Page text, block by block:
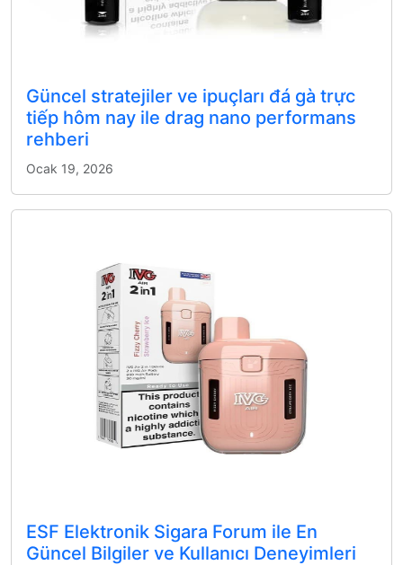
Güncel stratejiler ve ipuçları đá gà trực
tiếp hôm nay ile drag nano performans
rehberi
Ocak 19, 2026
ESF Elektronik Sigara Forum ile En
Güncel Bilgiler ve Kullanıcı Deneyimleri